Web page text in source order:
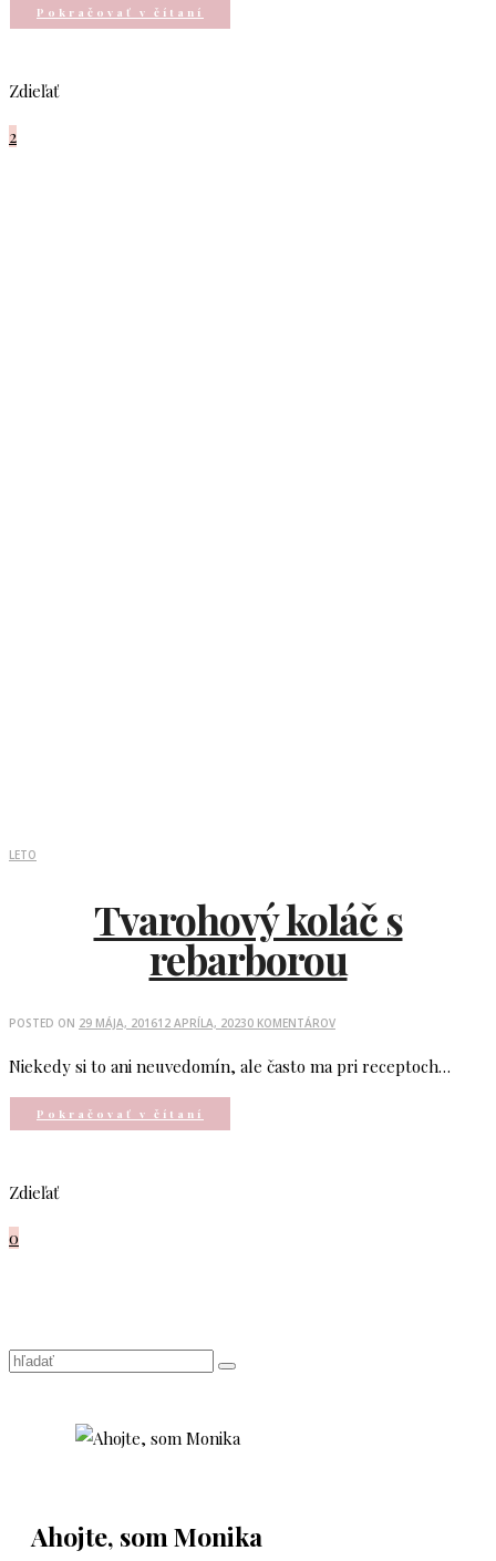
Pokračovať v čítaní
Zdieľať
2
LETO
Tvarohový koláč s
rebarborou
POSTED ON 29 MÁJA, 201612 APRÍLA, 20230 KOMENTÁROV
Niekedy si to ani neuvedomín, ale často ma pri receptoch…
Pokračovať v čítaní
Zdieľať
0
Ahojte, som Monika